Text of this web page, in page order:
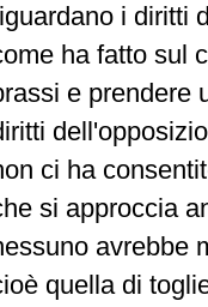
i diritti
ha fatto sul
e prendere
ci ha
si approccia
avrebbe
quella di